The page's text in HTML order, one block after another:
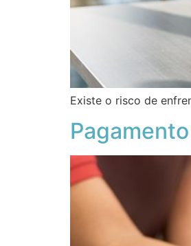
Existe o risco de